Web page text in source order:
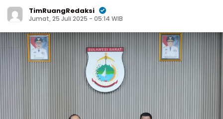
TimRuangRedaksi
Jumat, 25 Juli 2025 - 05:14 WIB